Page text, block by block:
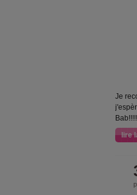
Je
lire